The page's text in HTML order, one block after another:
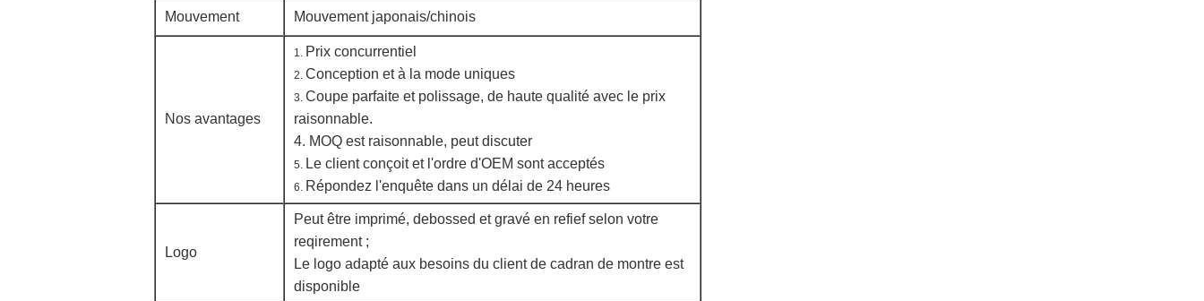
Mouvement Mouvement japonais/chinois
Nos avantages
1. Prix concurrentiel
2. Conception et à la mode uniques
3. Coupe parfaite et polissage, de haute qualité avec le prix
raisonnable.
4. MOQ est raisonnable, peut discuter
5. Le client conçoit et l'ordre d'OEM sont acceptés
6. Répondez l'enquête dans un délai de 24 heures
Logo
Peut être imprimé, debossed et gravé en refief selon votre
reqirement ;
Le logo adapté aux besoins du client de cadran de montre est
disponible